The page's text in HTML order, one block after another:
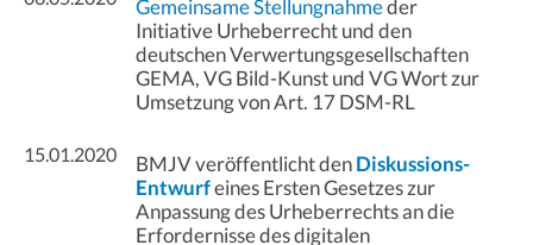
Gemeinsame Stellungnahmeder
Initiative Urheberrecht und den
deutschen Verwertungsgesellschaften
GEMA, VG Bild-Kunst und VG Wort zur
Umsetzung von Art. 17 DSM-RL
15.01.2020 BMJV veröffentlicht denDiskussions-
Entwurfeines Ersten Gesetzes zur
Anpassung des Urheberrechts an die
Erfordernisse des digitalen